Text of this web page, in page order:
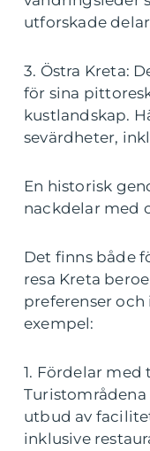
utforskade delar
3. Östra Kreta:
för sina
kustlandskap.
sevärdheter,
En historisk
nackdelar med
Det finns både
resa Kreta
preferenser och
exempel:
1. Fördelar
utbud av
inklusive